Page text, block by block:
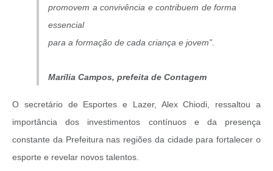
promovem a convivência e contribuem de forma
essencial
para a formação de cada criança e jovem”.
Marília Campos, prefeita de Contagem
O secretário de Esportes e Lazer, Alex Chiodi, ressaltou a
importância dos investimentos contínuos e da presença
constante da Prefeitura nas regiões da cidade para fortalecer o
esporte e revelar novos talentos.